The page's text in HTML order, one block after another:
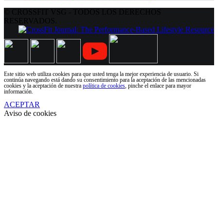
Este sitio web utiliza cookies para que usted tenga la mejor experiencia de usuario. Si
continúa navegando está dando su consentimiento para la aceptación de las mencionadas
cookies y la aceptación de nuestra política de cookies , pinche el enlace para mayor
información.
ACEPTAR
Aviso de cookies